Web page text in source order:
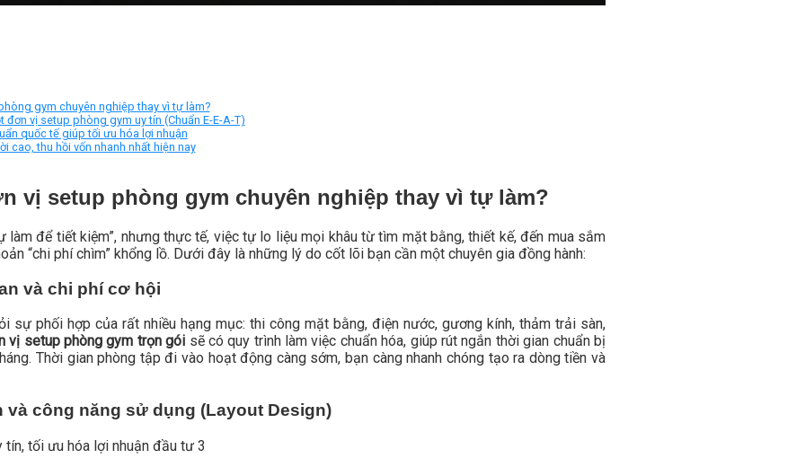
gym chuyên nghiệp thay vì tự làm?
vị setup phòng gym uy tín (Chuẩn E-E-A-T)
quốc tế giúp tối ưu hóa lợi nhuận
cao, thu hồi vốn nhanh nhất hiện nay
vị setup phòng gym chuyên nghiệp thay vì tự làm?
làm để tiết kiệm”, nhưng thực tế, việc tự lo liệu mọi khâu từ tìm mặt bằng, thiết kế, đến mua sắm
“chi phí chìm” khổng lồ. Dưới đây là những lý do cốt lõi bạn cần một chuyên gia đồng hành:
và chi phí cơ hội
sự phối hợp của rất nhiều hạng mục: thi công mặt bằng, điện nước, gương kính, thảm trải sàn,
vị setup phòng gym trọn gói sẽ có quy trình làm việc chuẩn hóa, giúp rút ngắn thời gian chuẩn bị
Thời gian phòng tập đi vào hoạt động càng sớm, bạn càng nhanh chóng tạo ra dòng tiền và
và công năng sử dụng (Layout Design)
tối ưu hóa lợi nhuận đầu tư 3